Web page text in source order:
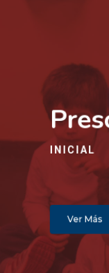
INICIAL
Ver Más